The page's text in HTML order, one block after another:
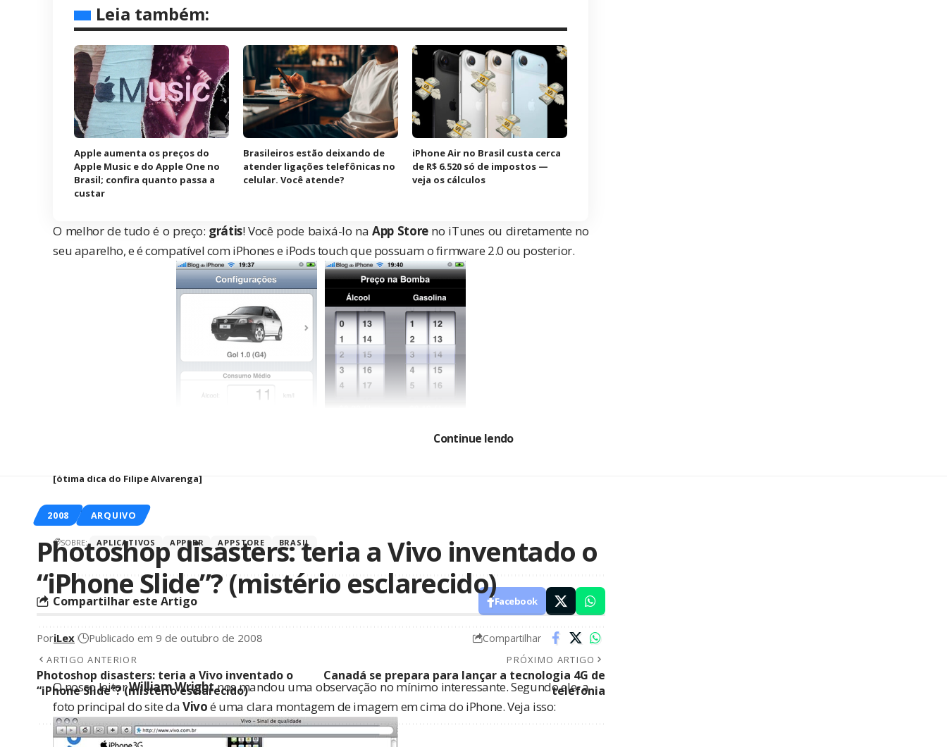
Leia também:
Apple aumenta os preços do
Apple Music e do Apple One no
Brasil; confira quanto passa a
custar
Brasileiros estão deixando de
atender ligações telefônicas no
celular. Você atende?
iPhone Air no Brasil custa cerca
de R$ 6.520 só de impostos —
veja os cálculos
O melhor de tudo é o preço: grátis! Você pode baixá-lo naApp Storeno iTunes ou diretamente no
seu aparelho, e é compatível com iPhones e iPods touch que possuam o firmware 2.0 ou posterior.
[ótima dica do Filipe Alvarenga]
SOBRE: APLICATIVOS APPSBR APPSTORE BRASIL
Compartilhar este Artigo Facebook
ARTIGO ANTERIOR
Photoshop disasters: teria a Vivo inventado o
“iPhone Slide”? (mistério esclarecido)
PRÓXIMO ARTIGO
Canadá se prepara para lançar a tecnologia 4G de
telefonia
Continue lendo
2008 ARQUIVO
Photoshop disasters: teria a Vivo inventado o
“iPhone Slide”? (mistério esclarecido)
PoriLex Publicado em 9 de outubro de 2008 Compartilhar
O nosso leitorWilliam Wrightnos mandou uma observação no mínimo interessante. Segundo ele, a
foto principal do site daVivoé uma clara montagem de imagem em cima do iPhone. Veja isso: